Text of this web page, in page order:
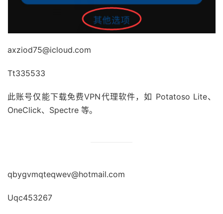
axziod75@icloud.com
Tt335533
此账号仅能下载免费VPN代理软件，如 Potatoso Lite、
OneClick、Spectre 等。
qbygvmqteqwev@hotmail.com
Uqc453267